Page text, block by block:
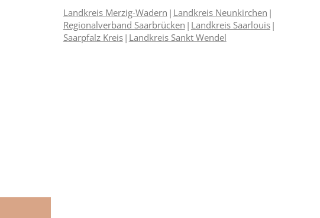
Landkreis Merzig-Wadern Landkreis Neunkirchen
Regionalverband Saarbrücken Landkreis Saarlouis
Saarpfalz Kreis Landkreis Sankt Wendel